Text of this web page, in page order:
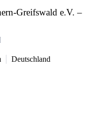
Greifswald e.V. –
Deutschland